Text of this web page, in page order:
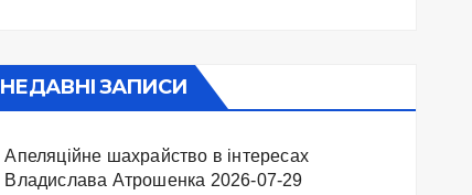
НЕДАВНІ ЗАПИСИ
Апеляційне шахрайство в інтересах
Владислава Атрошенка 2026-07-29